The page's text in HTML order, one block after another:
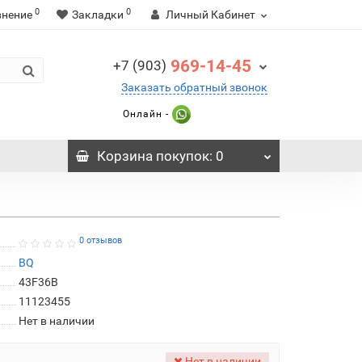
0 Закладки 0 Личный Кабинет
+7 (903) 969-14-45
Заказать обратный звонок
Онлайн -
Корзинапокупок: 0
0 отзывов
BQ
43F36B
11123455
Нет в наличии